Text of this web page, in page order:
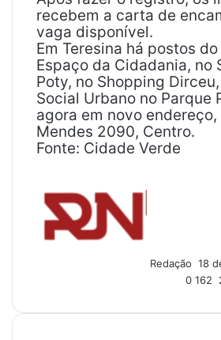
recebem a carta de
vaga disponível.
Em Teresina há postos
Espaço da Cidadania, no
Poty, no Shopping
Social Urbano no Parque
agora em novo
Mendes 2090, Centro.
Fonte: Cidade Verde
Redação m
e
m
18
0 162